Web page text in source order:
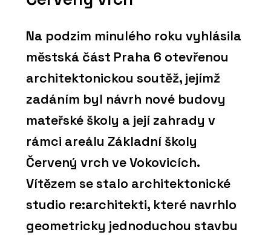
Na podzim minulého roku vyhlásila
městská část Praha 6 otevřenou
architektonickou soutěž, jejímž
zadáním byl návrh nové budovy
mateřské školy a její zahrady v
rámci areálu Základní školy
Červený vrch ve Vokovicích.
Vítězem se stalo architektonické
studio re:architekti, které navrhlo
geometricky jednoduchou stavbu